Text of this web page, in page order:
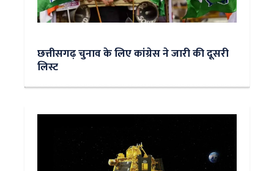
छत्तीसगढ़ चुनाव के लिए कांग्रेस ने जारी की दूसरी
लिस्ट